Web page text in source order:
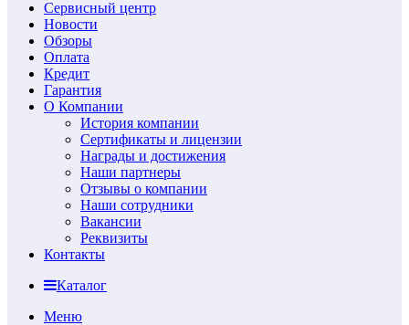
Сервисный центр
Новости
Обзоры
Оплата
Кредит
Гарантия
О Компании
История компании
Сертификаты и лицензии
Награды и достижения
Наши партнеры
Отзывы о компании
Наши сотрудники
Вакансии
Реквизиты
Контакты
Каталог
Меню